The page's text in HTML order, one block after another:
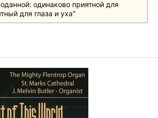
одинаково приятной для
для глаза и уха"